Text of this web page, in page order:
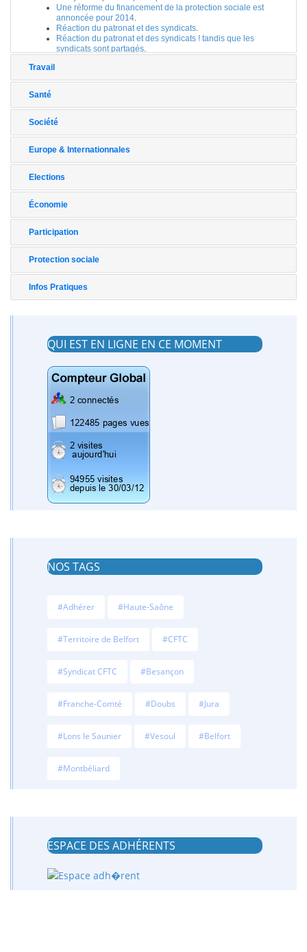
Une réforme du financement de la protection sociale est
annoncée pour 2014
Réaction du patronat et des syndicats
Réaction du patronat et des syndicats ! tandis que les
syndicats sont partagés
Travail
Santé
Société
Europe & Internationnales
Elections
Économie
Participation
Protection sociale
Infos Pratiques
QUI EST EN LIGNE EN CE MOMENT
NOS TAGS
#Adhérer #Haute-Saône
#Territoire de Belfort #CFTC
#Syndicat CFTC #Besançon
#Franche-Comté #Doubs #Jura
#Lons le Saunier #Vesoul #Belfort
#Montbéliard
ESPACE DES ADHÉRENTS